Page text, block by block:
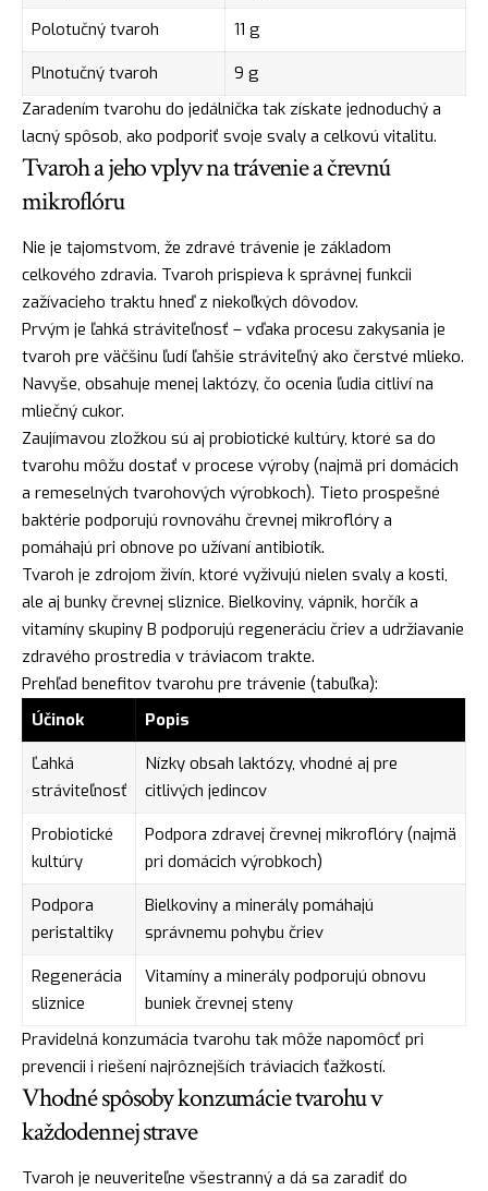
Polotučný tvaroh
11 g
Plnotučný tvaroh
9 g
Zaradením tvarohu do jedálnička tak získate jednoduchý a
lacný spôsob, ako podporiť svoje svaly a celkovú vitalitu.
Tvaroh a jeho vplyv na trávenie a črevnú
mikroflóru
Nie je tajomstvom, že zdravé trávenie je základom
celkového zdravia. Tvaroh prispieva k správnej funkcii
zažívacieho traktu hneď z niekoľkých dôvodov.
Prvým je ľahká stráviteľnosť – vďaka procesu zakysania je
tvaroh pre väčšinu ľudí ľahšie stráviteľný ako čerstvé mlieko.
Navyše, obsahuje menej laktózy, čo ocenia ľudia citliví na
mliečný cukor.
Zaujímavou zložkou sú aj probiotické kultúry, ktoré sa do
tvarohu môžu dostať v procese výroby (najmä pri domácich
a remeselných tvarohových výrobkoch). Tieto prospešné
baktérie podporujú rovnováhu črevnej mikroflóry a
pomáhajú pri obnove po užívaní antibiotík.
Tvaroh je zdrojom živín, ktoré vyživujú nielen svaly a kosti,
ale aj bunky črevnej sliznice. Bielkoviny, vápnik, horčík a
vitamíny skupiny B podporujú regeneráciu čriev a udržiavanie
zdravého prostredia v tráviacom trakte.
Prehľad benefitov tvarohu pre trávenie (tabuľka):
Účinok
Popis
Ľahká
stráviteľnosť
Nízky obsah laktózy, vhodné aj pre
citlivých jedincov
Probiotické
kultúry
Podpora zdravej črevnej mikroflóry (najmä
pri domácich výrobkoch)
Podpora
peristaltiky
Bielkoviny a minerály pomáhajú
správnemu pohybu čriev
Regenerácia
sliznice
Vitamíny a minerály podporujú obnovu
buniek črevnej steny
Pravidelná konzumácia tvarohu tak môže napomôcť pri
prevencii i riešení najrôznejších tráviacich ťažkostí.
Vhodné spôsoby konzumácie tvarohu v
každodennej strave
Tvaroh je neuveriteľne všestranný a dá sa zaradiť do